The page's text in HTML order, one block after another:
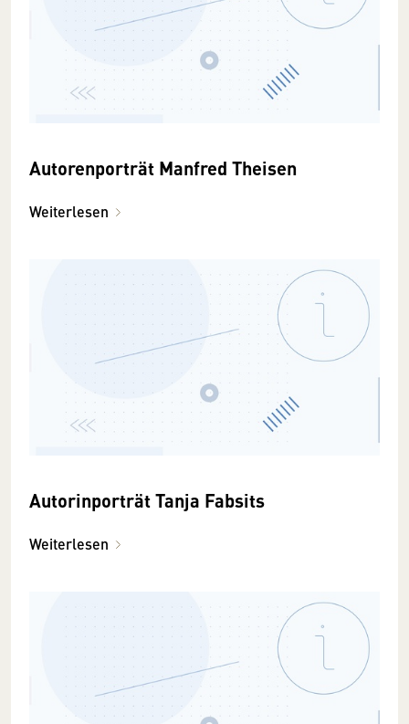
Autorenporträt Manfred Theisen
Weiterlesen
Autorinporträt Tanja Fabsits
Weiterlesen